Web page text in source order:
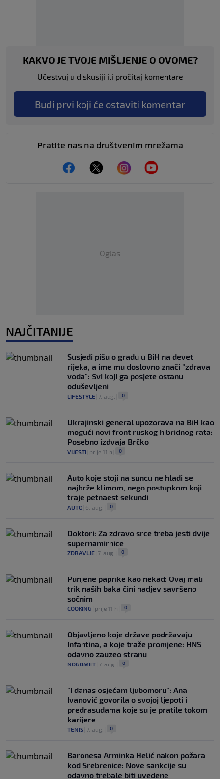
KAKVO JE TVOJE MIŠLJENJE O OVOME?
Učestvuj u diskusiji ili pročitaj komentare
Budi prvi koji će ostaviti komentar
Pratite nas na društvenim mrežama
Oglas
NAJČITANIJE
Susjedi pišu o gradu u BiH na devet
rijeka, a ime mu doslovno znači "zdrava
voda": Svi koji ga posjete ostanu
oduševljeni
LIFESTYLE 7. aug. 0
Ukrajinski general upozorava na BiH kao
mogući novi front ruskog hibridnog rata:
Posebno izdvaja Brčko
VIJESTI prije 11 h 0
Auto koje stoji na suncu ne hladi se
najbrže klimom, nego postupkom koji
traje petnaest sekundi
AUTO 6. aug. 0
Doktori: Za zdravo srce treba jesti dvije
supernamirnice
ZDRAVLJE 7. aug. 0
Punjene paprike kao nekad: Ovaj mali
trik naših baka čini nadjev savršeno
sočnim
COOKING prije 11 h 0
Objavljeno koje države podržavaju
Infantina, a koje traže promjene: HNS
odavno zauzeo stranu
NOGOMET 7. aug. 0
"I danas osjećam ljubomoru": Ana
Ivanović govorila o svojoj ljepoti i
predrasudama koje su je pratile tokom
karijere
TENIS 7. aug. 0
Baronesa Arminka Helić nakon požara
kod Srebrenice: Nove sankcije su
odavno trebale biti uvedene